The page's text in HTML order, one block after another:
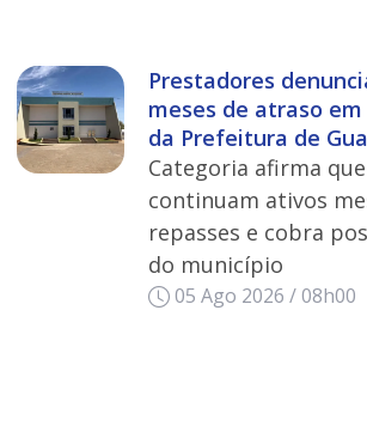
Prestadores
meses de atraso
da Prefeitura de
Categoria afirma
continuam ativos
repasses e cobra
do município
05 Ago 2026 / 08h00